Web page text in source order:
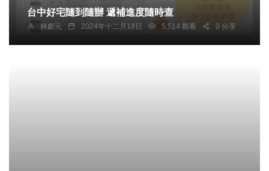
台中好宅隨到隨辦 遞補進度隨時查
林獻元 2024年十二月18日 5,514 觀看 0 分享